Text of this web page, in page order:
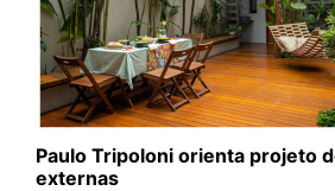
Paulo Tripoloni orienta projeto
externas